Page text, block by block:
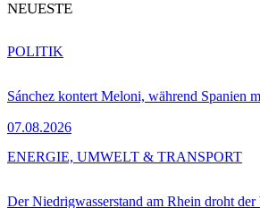
NEUESTE
Sánchez kontert Meloni, während Spanien
07.08.2026
POLITIK
Der Niedrigwasserstand am Rhein droht
ENERGIE, UMWELT & TRANSPORT